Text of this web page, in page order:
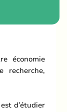
économie
recherche,
d’étudier